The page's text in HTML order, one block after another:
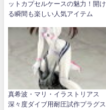
ットカプセルケースの魅力！開け
る瞬間も楽しい人気アイテム
真希波・マリ・イラストリアス
深々度ダイブ用耐圧試作プラグス